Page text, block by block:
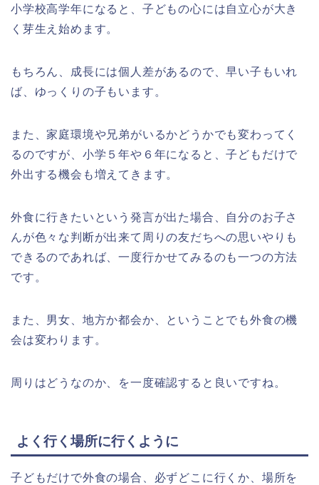
小学校高学年になると、子どもの心には自立心が大き
く芽生え始めます。
もちろん、成長には個人差があるので、早い子もいれ
ば、ゆっくりの子もいます。
また、家庭環境や兄弟がいるかどうかでも変わってく
るのですが、小学５年や６年になると、子どもだけで
外出する機会も増えてきます。
外食に行きたいという発言が出た場合、自分のお子さ
んが色々な判断が出来て周りの友だちへの思いやりも
できるのであれば、一度行かせてみるのも一つの方法
です。
また、男女、地方か都会か、ということでも外食の機
会は変わります。
周りはどうなのか、を一度確認すると良いですね。
よく行く場所に行くように
子どもだけで外食の場合、必ずどこに行くか、場所を